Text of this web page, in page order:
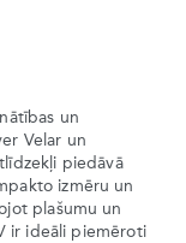
un
Velar un
piedāvā
izmēru un
plašumu un
ir ideāli piemēroti